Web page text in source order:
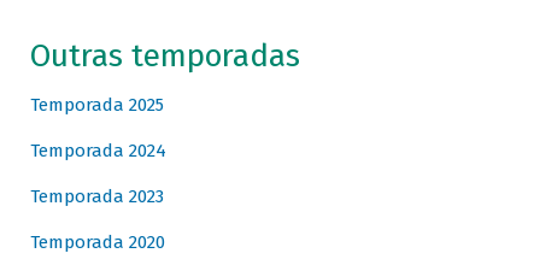
Outras temporadas
Temporada 2025
Temporada 2024
Temporada 2023
Temporada 2020